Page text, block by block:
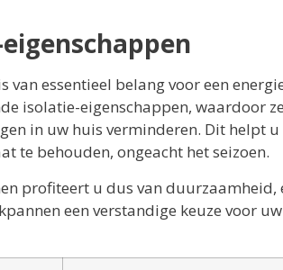
van essentieel belang voor een
isolatie-eigenschappen, waardoor
in uw huis verminderen. Dit helpt u
te behouden, ongeacht het seizoen.
profiteert u dus van
een verstandige keuze voor